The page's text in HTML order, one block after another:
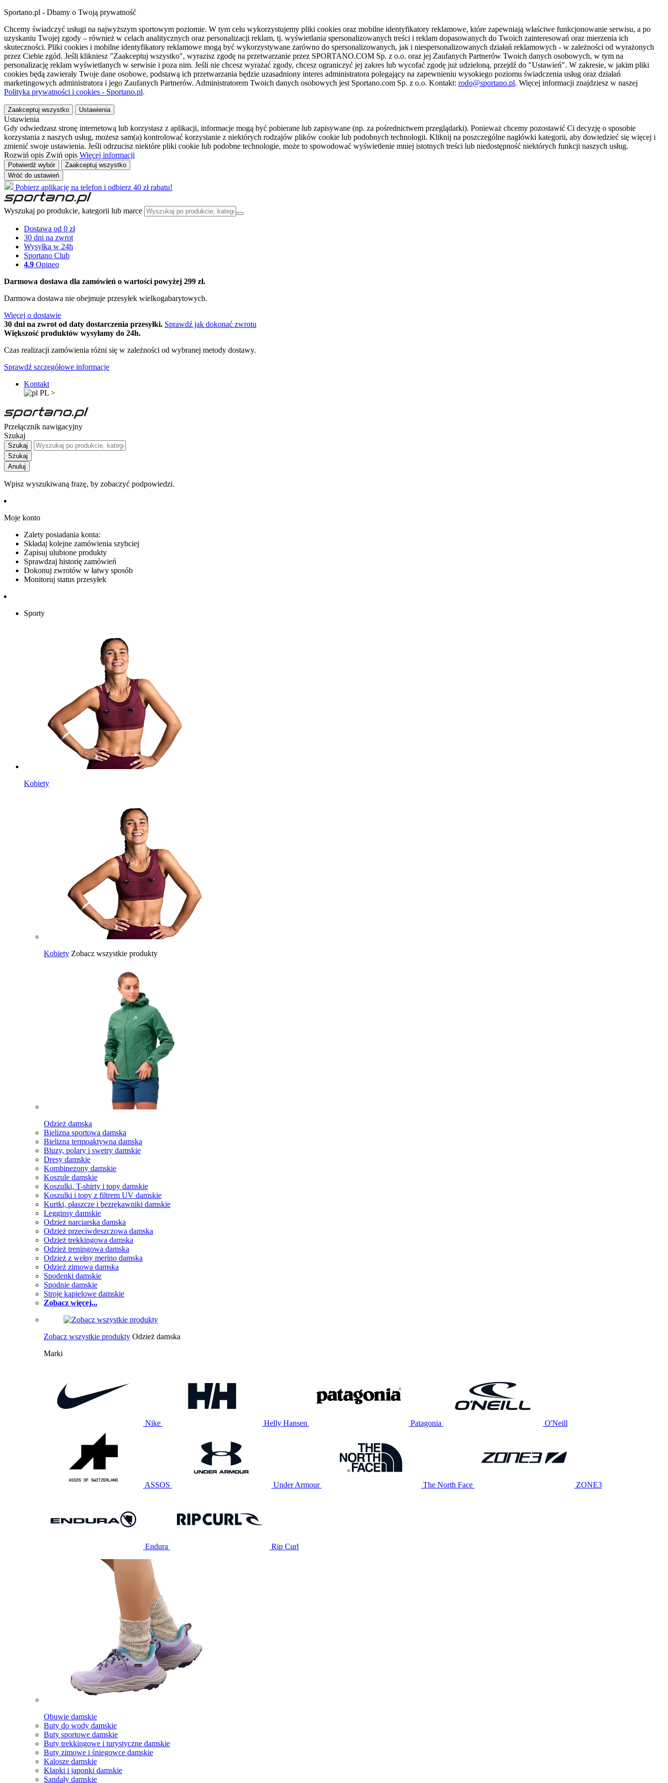
Sportano.pl - Dbamy o Twoją prywatność
Chcemy świadczyć usługi na najwyższym sportowym poziomie. W tym celu wykorzystujemy pliki cookies oraz mobilne identyfikatory reklamowe, które zapewniają właściwe funkcjonowanie serwisu, a po
uzyskaniu Twojej zgody – również w celach analitycznych oraz personalizacji reklam, tj. wyświetlania spersonalizowanych treści i reklam dopasowanych do Twoich zainteresowań oraz mierzenia ich
skuteczności. Pliki cookies i mobilne identyfikatory reklamowe mogą być wykorzystywane zarówno do spersonalizowanych, jak i niespersonalizowanych działań reklamowych - w zależności od wyrażonych
przez Ciebie zgód. Jeśli klikniesz "Zaakceptuj wszystko", wyrazisz zgodę na przetwarzanie przez SPORTANO.COM Sp. z o.o. oraz jej Zaufanych Partnerów Twoich danych osobowych, w tym na
personalizację reklam wyświetlanych w serwisie i poza nim. Jeśli nie chcesz wyrażać zgody, chcesz ograniczyć jej zakres lub wycofać zgodę już udzieloną, przejdź do "Ustawień". W zakresie, w jakim pliki
cookies będą zawierały Twoje dane osobowe, podstawą ich przetwarzania będzie uzasadniony interes administratora polegający na zapewnieniu wysokiego poziomu świadczenia usług oraz działań
marketingowych administratora i jego Zaufanych Partnerów. Administratorem Twoich danych osobowych jest Sportano.com Sp. z o.o. Kontakt: rodo@sportano.pl. Więcej informacji znajdziesz w naszej
Polityka prywatności i cookies - Sportano.pl.
Zaakceptuj wszystko Ustawienia
Ustawienia
Gdy odwiedzasz stronę internetową lub korzystasz z aplikacji, informacje mogą być pobierane lub zapisywane (np. za pośrednictwem przeglądarki). Ponieważ chcemy pozostawić Ci decyzję o sposobie
korzystania z naszych usług, możesz sam(a) kontrolować korzystanie z niektórych rodzajów plików cookie lub podobnych technologii. Kliknij na poszczególne nagłówki kategorii, aby dowiedzieć się więcej i
zmienić swoje ustawienia. Jeśli odrzucisz niektóre pliki cookie lub podobne technologie, może to spowodować wyświetlenie mniej istotnych treści lub niedostępność niektórych funkcji naszych usług.
Rozwiń opis Zwiń opis Więcej informacji
Potwierdź wybór
Zaakceptuj wszystko
Wróć do ustawień
Pobierz aplikację na telefon i odbierz 40 zł rabatu!
Wyszukaj po produkcie, kategorii lub marce
Dostawa od 0 zł
30 dni na zwrot
Wysyłka w 24h
Sportano Club
4.9 Opineo
Darmowa dostawa dla zamówień o wartości powyżej 299 zł.
Darmowa dostawa nie obejmuje przesyłek wielkogabarytowych.
Więcej o dostawie
30 dni na zwrot od daty dostarczenia przesyłki. Sprawdź jak dokonać zwrotu
Większość produktów wysyłamy do 24h.
Czas realizacji zamówienia różni się w zależności od wybranej metody dostawy.
Sprawdź szczegółowe informacje
Kontakt
PL >
Przełącznik nawigacyjny
Szukaj
Szukaj
Szukaj
Anuluj
Wpisz wyszukiwaną frazę, by zobaczyć podpowiedzi.
Moje konto
Zalety posiadania konta:
Składaj kolejne zamówienia szybciej
Zapisuj ulubione produkty
Sprawdzaj historię zamówień
Dokonuj zwrotów w łatwy sposób
Monitoruj status przesyłek
Sporty
Kobiety
Kobiety Zobacz wszystkie produkty
Odzież damska
Bielizna sportowa damska
Bielizna termoaktywna damska
Bluzy, polary i swetry damskie
Dresy damskie
Kombinezony damskie
Koszule damskie
Koszulki, T-shirty i topy damskie
Koszulki i topy z filtrem UV damskie
Kurtki, płaszcze i bezrękawniki damskie
Legginsy damskie
Odzież narciarska damska
Odzież przeciwdeszczowa damska
Odzież trekkingowa damska
Odzież treningowa damska
Odzież z wełny merino damska
Odzież zimowa damska
Spodenki damskie
Spodnie damskie
Stroje kąpielowe damskie
Zobacz więcej...
Zobacz wszystkie produkty Odzież damska
Marki
Nike Helly Hansen Patagonia O'Neill
ASSOS Under Armour The North Face ZONE3
Endura Rip Curl
Obuwie damskie
Buty do wody damskie
Buty sportowe damskie
Buty trekkingowe i turystyczne damskie
Buty zimowe i śniegowce damskie
Kalosze damskie
Klapki i japonki damskie
Sandały damskie